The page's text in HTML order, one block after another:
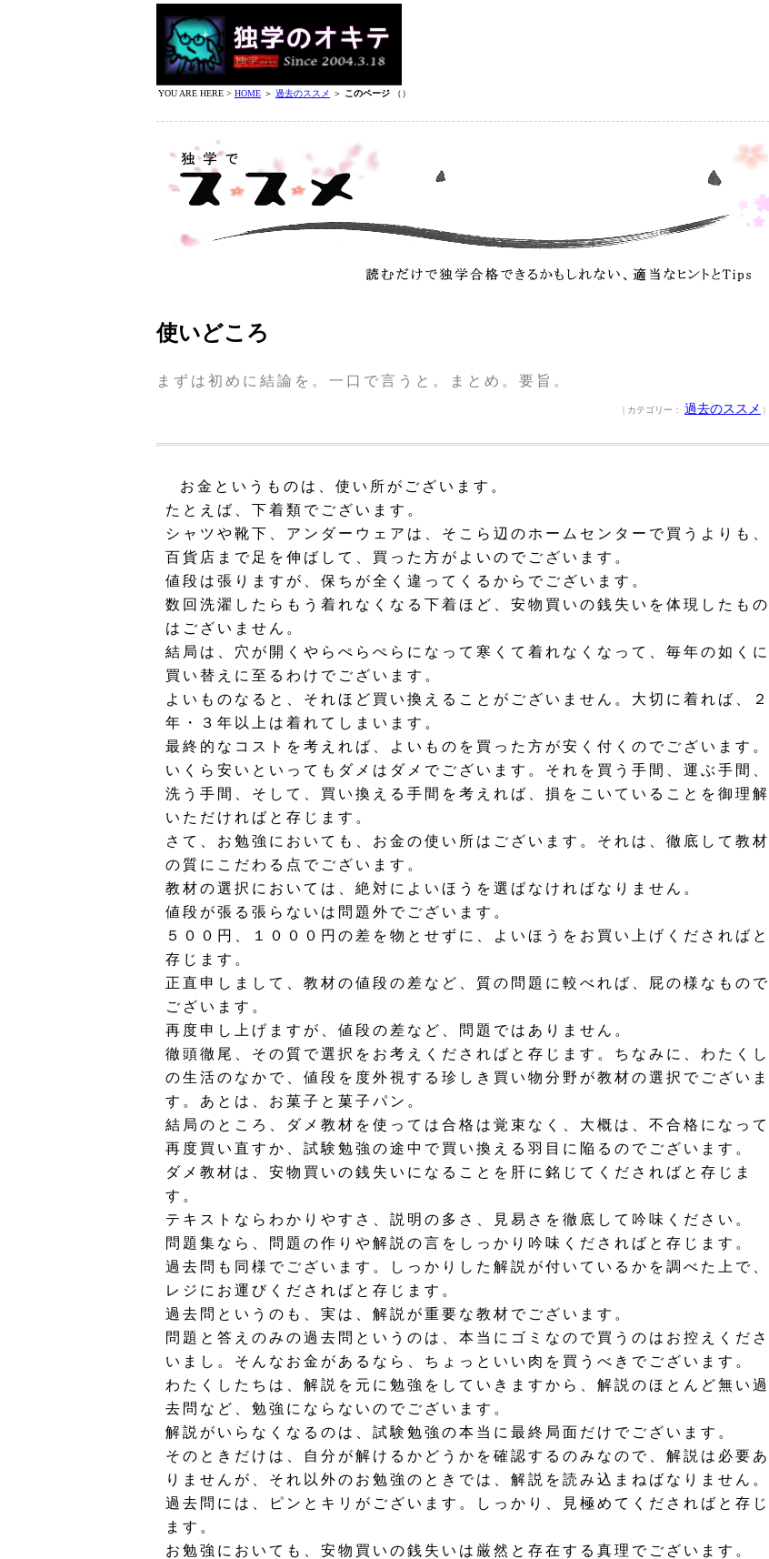
YOU ARE HERE > HOME ＞ 過去のススメ ＞ このページ （）
使いどころ
まずは初めに結論を。一口で言うと。まとめ。要旨。
| カテゴリー： 過去のススメ |
お金というものは、使い所がございます。
たとえば、下着類でございます。
シャツや靴下、アンダーウェアは、そこら辺のホームセンターで買うよりも、
百貨店まで足を伸ばして、買った方がよいのでございます。
値段は張りますが、保ちが全く違ってくるからでございます。
数回洗濯したらもう着れなくなる下着ほど、安物買いの銭失いを体現したもの
はございません。
結局は、穴が開くやらぺらぺらになって寒くて着れなくなって、毎年の如くに
買い替えに至るわけでございます。
よいものなると、それほど買い換えることがございません。大切に着れば、２
年・３年以上は着れてしまいます。
最終的なコストを考えれば、よいものを買った方が安く付くのでございます。
いくら安いといってもダメはダメでございます。それを買う手間、運ぶ手間、
洗う手間、そして、買い換える手間を考えれば、損をこいていることを御理解
いただければと存じます。
さて、お勉強においても、お金の使い所はございます。それは、徹底して教材
の質にこだわる点でございます。
教材の選択においては、絶対によいほうを選ばなければなりません。
値段が張る張らないは問題外でございます。
５００円、１０００円の差を物とせずに、よいほうをお買い上げくださればと
存じます。
正直申しまして、教材の値段の差など、質の問題に較べれば、屁の様なもので
ございます。
再度申し上げますが、値段の差など、問題ではありません。
徹頭徹尾、その質で選択をお考えくださればと存じます。ちなみに、わたくし
の生活のなかで、値段を度外視する珍しき買い物分野が教材の選択でございま
す。あとは、お菓子と菓子パン。
結局のところ、ダメ教材を使っては合格は覚束なく、大概は、不合格になって
再度買い直すか、試験勉強の途中で買い換える羽目に陥るのでございます。
ダメ教材は、安物買いの銭失いになることを肝に銘じてくださればと存じま
す。
テキストならわかりやすさ、説明の多さ、見易さを徹底して吟味ください。
問題集なら、問題の作りや解説の言をしっかり吟味くださればと存じます。
過去問も同様でございます。しっかりした解説が付いているかを調べた上で、
レジにお運びくださればと存じます。
過去問というのも、実は、解説が重要な教材でございます。
問題と答えのみの過去問というのは、本当にゴミなので買うのはお控えくださ
いまし。そんなお金があるなら、ちょっといい肉を買うべきでございます。
わたくしたちは、解説を元に勉強をしていきますから、解説のほとんど無い過
去問など、勉強にならないのでございます。
解説がいらなくなるのは、試験勉強の本当に最終局面だけでございます。
そのときだけは、自分が解けるかどうかを確認するのみなので、解説は必要あ
りませんが、それ以外のお勉強のときでは、解説を読み込まねばなりません。
過去問には、ピンとキリがございます。しっかり、見極めてくださればと存じ
ます。
お勉強においても、安物買いの銭失いは厳然と存在する真理でございます。